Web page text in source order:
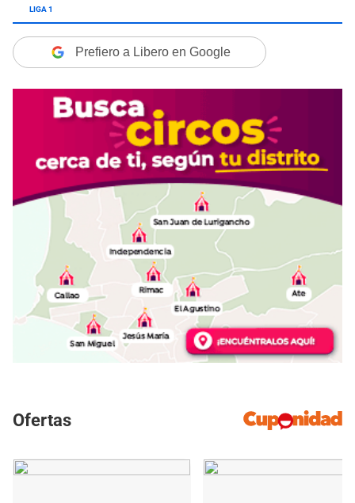
LIGA 1
Prefiero a Libero en Google
Ofertas